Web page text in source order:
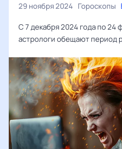
29 ноября 2024 Гороскопы
С 7 декабря 2024 года по 24
астрологи обещают период